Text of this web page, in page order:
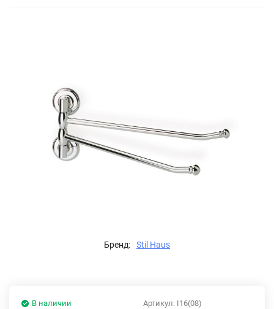
Бренд: Stil Haus
Артикул: I16(08)
В наличии